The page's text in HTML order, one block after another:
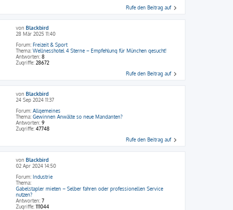
Rufe den Beitrag auf
von Blackbird
28 Mär 2025 11:40
Forum: Freizeit & Sport
Thema: Wellnesshotel 4 Sterne – Empfehlung für München gesucht!
Antworten: 8
Zugriffe: 28672
Rufe den Beitrag auf
von Blackbird
24 Sep 2024 11:37
Forum: Allgemeines
Thema: Gewinnen Anwälte so neue Mandanten?
Antworten: 9
Zugriffe: 47748
Rufe den Beitrag auf
von Blackbird
02 Apr 2024 14:50
Forum: Industrie
Thema:
Gabelstapler mieten – Selber fahren oder professionellen Service
nutzen?
Antworten: 7
Zugriffe: 111044